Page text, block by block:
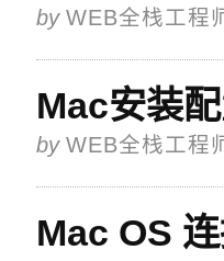
by WEB全栈工程
Mac安装
by WEB全栈工程
Mac OS